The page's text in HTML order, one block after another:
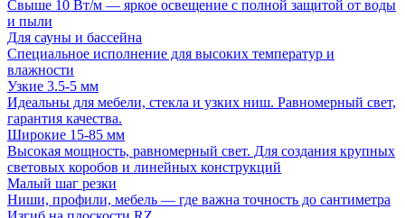
Свыше 10 Вт/м — яркое освещение с полной защитой от воды
и пыли
Для сауны и бассейна
Специальное исполнение для высоких температур и
влажности
Узкие 3.5-5 мм
Идеальны для мебели, стекла и узких ниш. Равномерный свет,
гарантия качества.
Широкие 15-85 мм
Высокая мощность, равномерный свет. Для создания крупных
световых коробов и линейных конструкций
Малый шаг резки
Ниши, профили, мебель — где важна точность до сантиметра